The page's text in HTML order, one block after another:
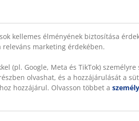
kellemes élményének biztosítása
marketing érdekében.
(pl. Google, Meta és TikTok) személyre
olvashat, és a hozzájárulását a
hozzájárul. Olvasson többet a